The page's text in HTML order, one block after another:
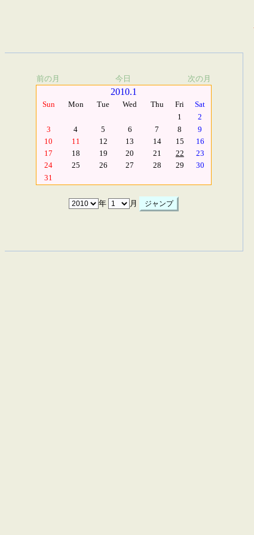
前の月 今日 次の月
2010.1
Sun Mon Tue Wed Thu Fri
Sat
1
2
3
4 5 6 7 8
9
10
11 12 13 14 15
16
17
18 19 20 21 22
23
24
25 26 27 28 29
30
31
年 月